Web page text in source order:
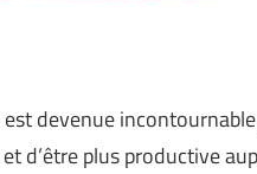
devenue
d’être plus productive